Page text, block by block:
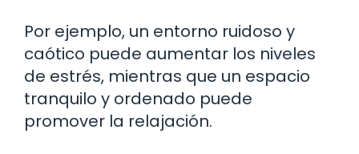
Por ejemplo, un entorno ruidoso y
caótico puede aumentar los niveles
de estrés, mientras que un espacio
tranquilo y ordenado puede
promover la relajación.